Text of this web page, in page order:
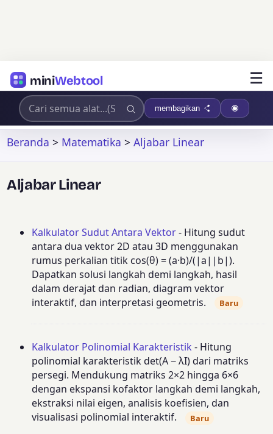
miniWebtool ☰
membagikan
Beranda > Matematika >Aljabar Linear
Aljabar Linear
Kalkulator Sudut Antara Vektor- Hitung sudut
antara dua vektor 2D atau 3D menggunakan
rumus perkalian titik cos(θ) = (a·b)/(|a||b|).
Dapatkan solusi langkah demi langkah, hasil
dalam derajat dan radian, diagram vektor
interaktif, dan interpretasi geometris.
Baru
Kalkulator Polinomial Karakteristik - Hitung
polinomial karakteristik det(A − λI) dari matriks
persegi. Mendukung matriks 2×2 hingga 6×6
dengan ekspansi kofaktor langkah demi langkah,
ekstraksi nilai eigen, analisis koefisien, dan
visualisasi polinomial interaktif.
Baru